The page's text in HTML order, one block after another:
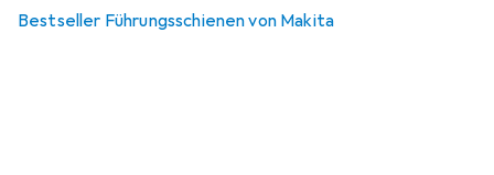
Bestseller Führungsschienen von Makita